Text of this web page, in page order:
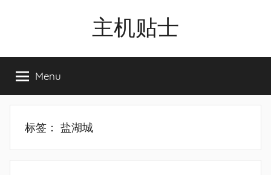
主机贴士
工|BandwagonHost
VPS|Vps|
主
荐
Menu
标签： 盐湖城